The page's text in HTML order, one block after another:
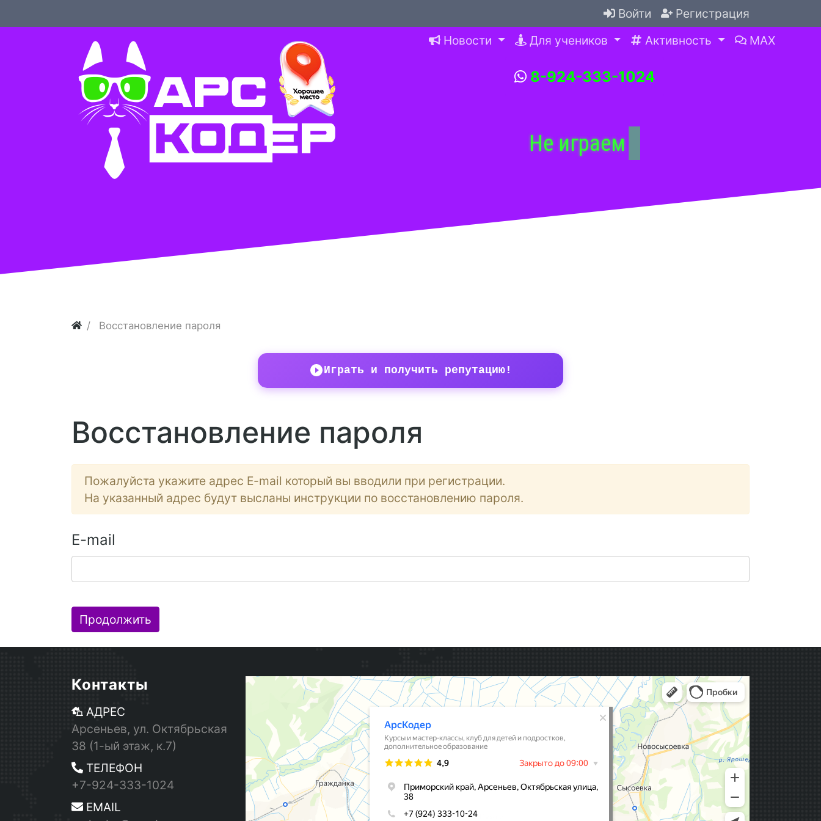
Войти
Регистрация
Новости
Для учеников Активность MAX
8-924-333-1024
Восстановление пароля
Играть и получить репутацию!
Восстановление пароля
Пожалуйста укажите адрес E-mail который вы вводили при регистрации.
На указанный адрес будут высланы инструкции по восстановлению пароля.
E-mail
Продолжить
Контакты
АДРЕС
Арсеньев, ул. Октябрьская
38 (1-ый этаж, к.7)
ТЕЛЕФОН
+7-924-333-1024
EMAIL